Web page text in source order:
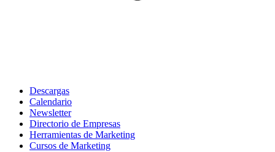
Descargas
Calendario
Newsletter
Directorio de Empresas
Herramientas de Marketing
Cursos de Marketing